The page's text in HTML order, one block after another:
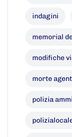
indagini
memorial
modifiche
morte
polizia